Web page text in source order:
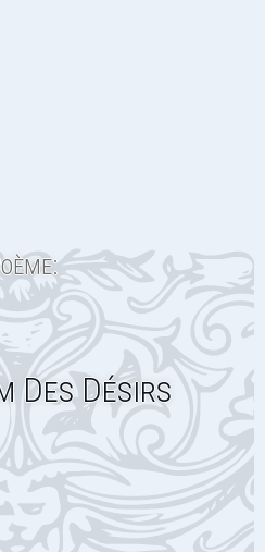
Des Désirs